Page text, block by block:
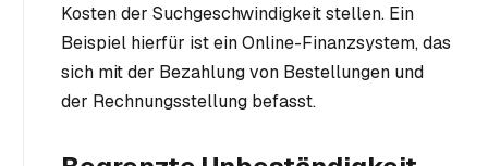
Kosten der Suchgeschwindigkeit stellen. Ein
Beispiel hierfür ist ein Online-Finanzsystem, das
sich mit der Bezahlung von Bestellungen und
der Rechnungsstellung befasst.